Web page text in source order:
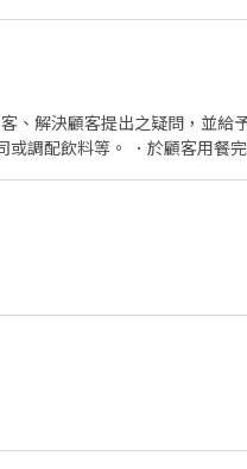
、解決顧客提出之疑問，並給
調配飲料等。 ．於顧客用餐